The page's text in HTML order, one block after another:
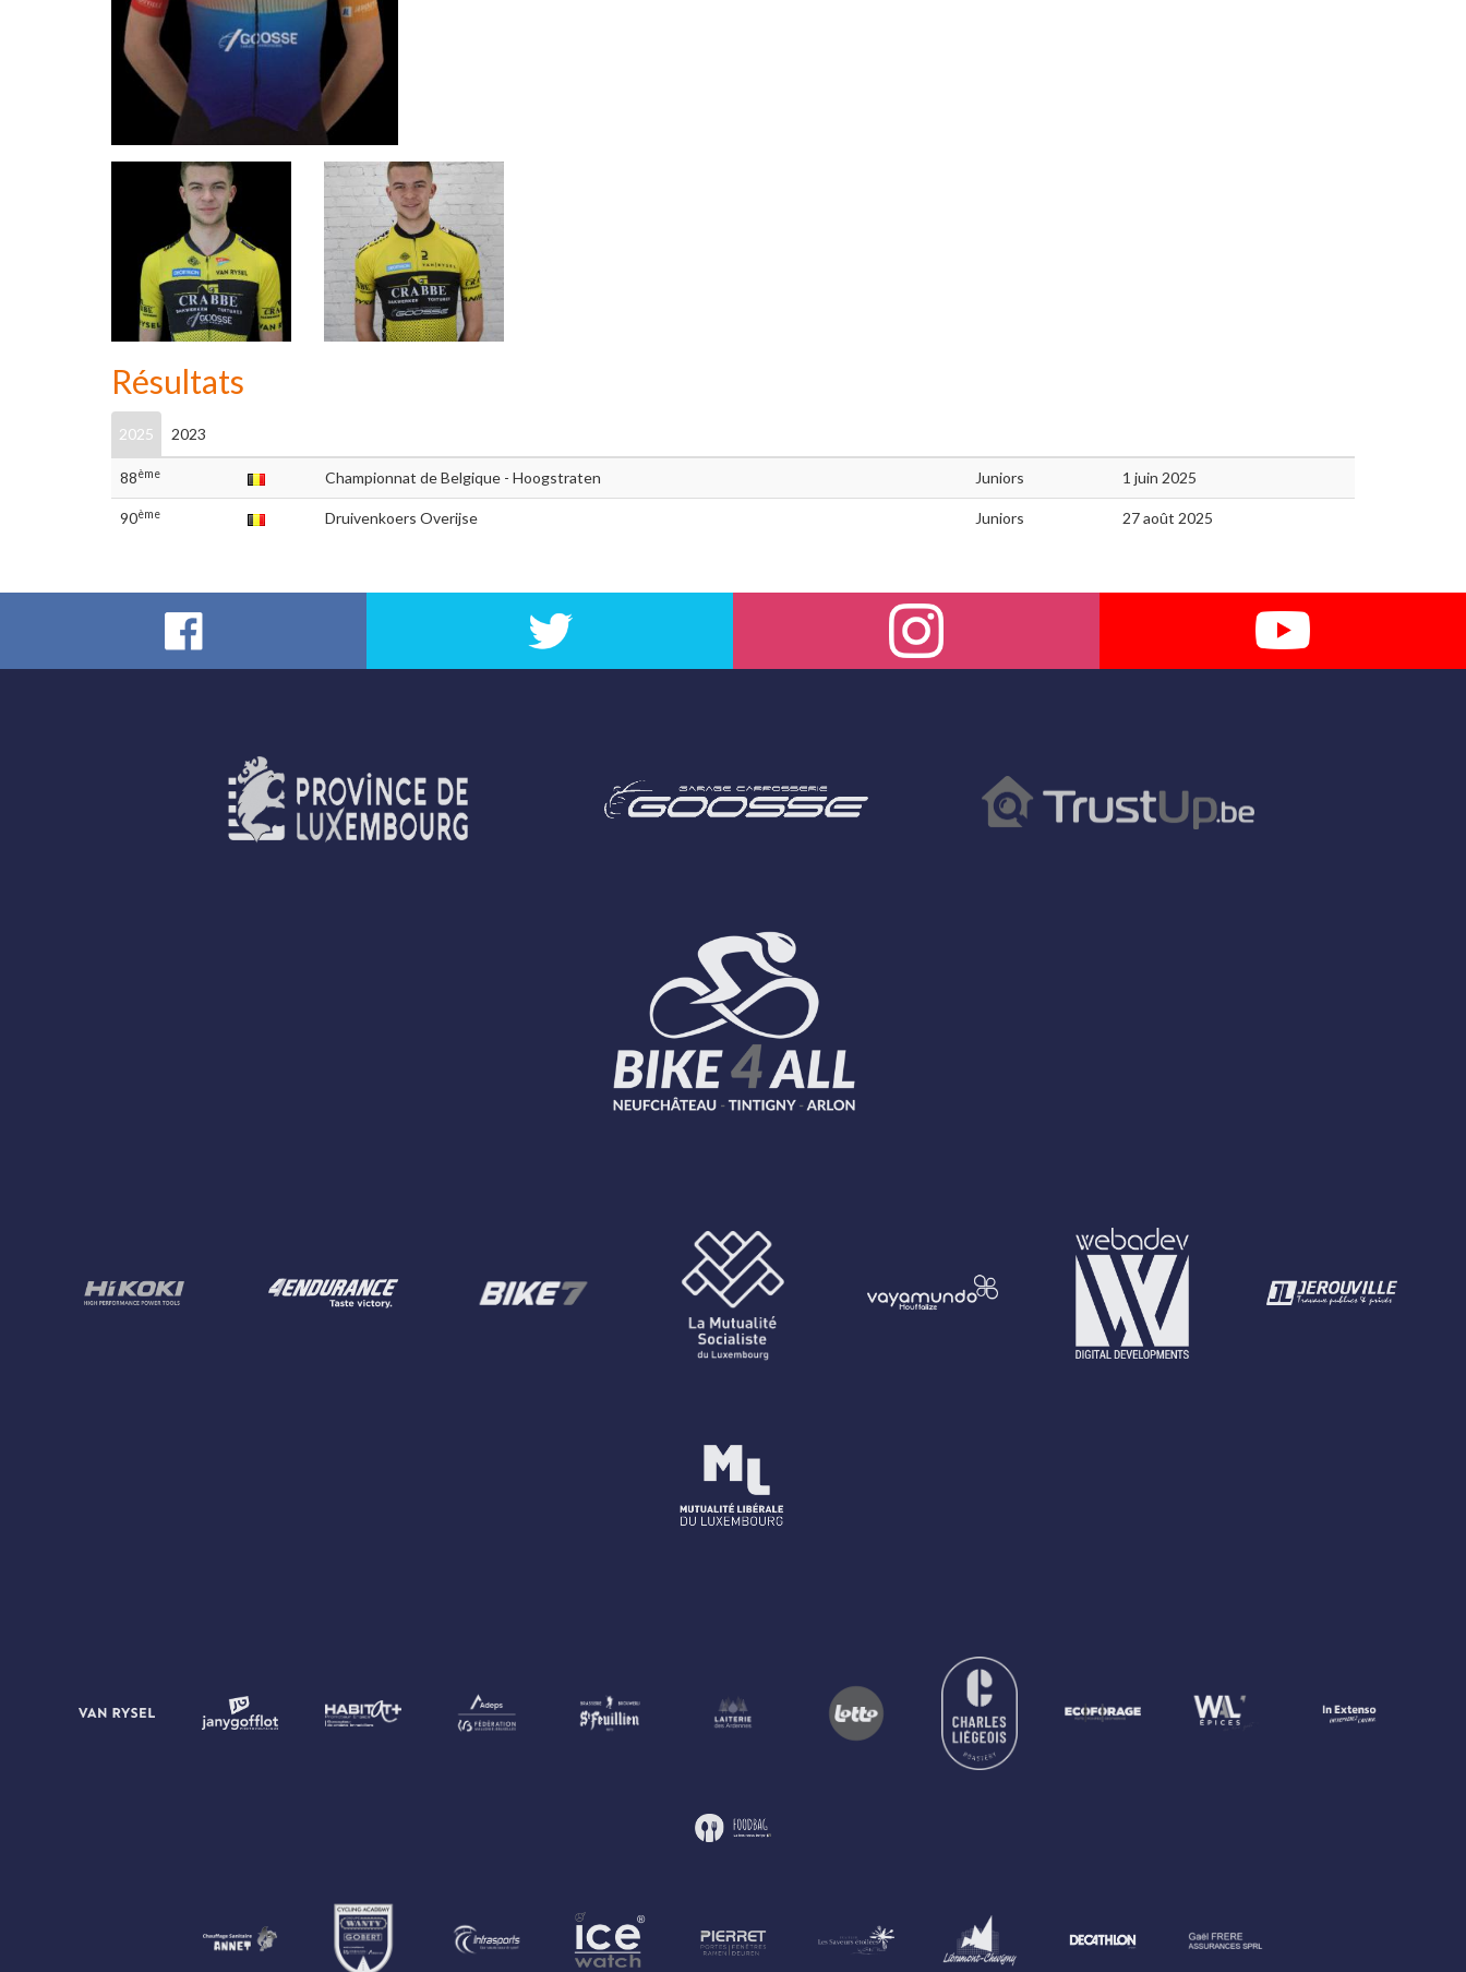
Résultats
2025 2023
88ème Championnat de Belgique - Hoogstraten Juniors 1 juin 2025
90ème Druivenkoers Overijse Juniors 27 août 2025